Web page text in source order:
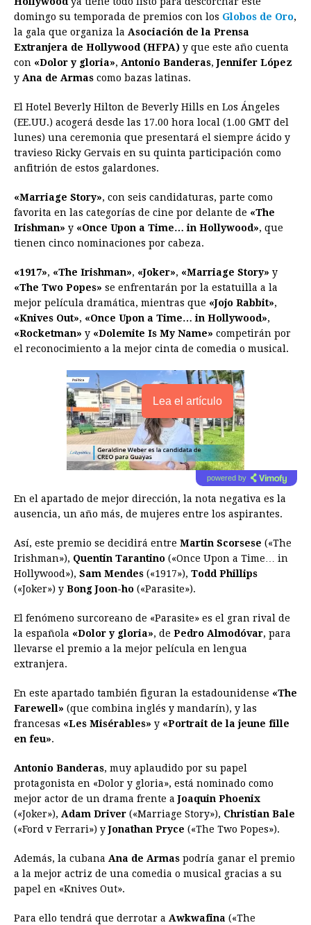
c
e
b
o
k
s
s
e
n
e
a
t
s
A
p
r
e
a
d
n
t
e
r
s
n
k
e
d
n
a
i
l
i
t
L
i
k
domingo su temporada de premios con los Globos de Oro,
la gala que organiza la Asociación de la Prensa
Extranjera de Hollywood (HFPA) y que este año cuenta
con «Dolor y gloria», Antonio Banderas,Jennifer López
y Ana de Armas como bazas latinas.
El Hotel Beverly Hilton de Beverly Hills en Los Ángeles
(EE.UU.) acogerá desde las 17.00 hora local (1.00 GMT del
lunes) una ceremonia que presentará el siempre ácido y
travieso Ricky Gervais en su quinta participación como
anfitrión de estos galardones.
«Marriage Story», con seis candidaturas, parte como
favorita en las categorías de cine por delante de «The
Irishman» y «Once Upon a Time… in Hollywood», que
tienen cinco nominaciones por cabeza.
«1917», «The Irishman», «Joker», «Marriage Story» y
«The Two Popes» se enfrentarán por la estatuilla a la
mejor película dramática, mientras que «Jojo Rabbit»,
«Knives Out», «Once Upon a Time… in Hollywood»,
«Rocketman» y «Dolemite Is My Name» competirán por
el reconocimiento a la mejor cinta de comedia o musical.
Lea el artículo
powered by
En el apartado de mejor dirección, la nota negativa es la
ausencia, un año más, de mujeres entre los aspirantes.
Así, este premio se decidirá entre Martin Scorsese («The
Irishman»), Quentin Tarantino («Once Upon a Time… in
Hollywood»), Sam Mendes («1917»), Todd Phillips
(«Joker») y Bong Joon-ho («Parasite»).
El fenómeno surcoreano de «Parasite» es el gran rival de
la española «Dolor y gloria», de Pedro Almodóvar, para
llevarse el premio a la mejor película en lengua
extranjera.
En este apartado también figuran la estadounidense «The
Farewell» (que combina inglés y mandarín), y las
francesas «Les Misérables» y «Portrait de la jeune fille
en feu».
Antonio Banderas, muy aplaudido por su papel
protagonista en «Dolor y gloria», está nominado como
mejor actor de un drama frente aJoaquin Phoenix
(«Joker»), Adam Driver («Marriage Story»), Christian Bale
(«Ford v Ferrari») yJonathan Pryce («The Two Popes»).
Además, la cubana Ana de Armas podría ganar el premio
a la mejor actriz de una comedia o musical gracias a su
papel en «Knives Out».
Para ello tendrá que derrotar a Awkwafina («The